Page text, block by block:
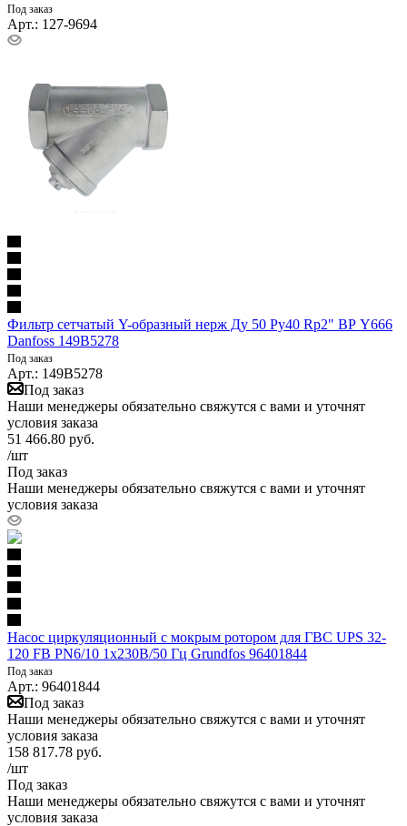
Под заказ
Арт.: 127-9694
Фильтр сетчатый Y-образный нерж Ду 50 Ру40 Rp2" ВР Y666
Danfoss 149B5278
Под заказ
Арт.: 149B5278
Под заказ
Наши менеджеры обязательно свяжутся с вами и уточнят
условия заказа
51 466.80 руб.
/шт
Под заказ
Наши менеджеры обязательно свяжутся с вами и уточнят
условия заказа
Насос циркуляционный с мокрым ротором для ГВС UPS 32-
120 FB PN6/10 1х230В/50 Гц Grundfos 96401844
Под заказ
Арт.: 96401844
Под заказ
Наши менеджеры обязательно свяжутся с вами и уточнят
условия заказа
158 817.78 руб.
/шт
Под заказ
Наши менеджеры обязательно свяжутся с вами и уточнят
условия заказа